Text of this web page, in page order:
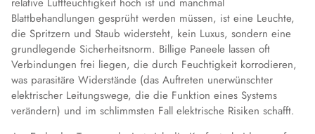
Blattbehandlungen gesprüht werden müssen, ist eine Leuchte,
die Spritzern und Staub widersteht, kein Luxus, sondern eine
grundlegende Sicherheitsnorm. Billige Paneele lassen oft
Verbindungen frei liegen, die durch Feuchtigkeit korrodieren,
was parasitäre Widerstände (das Auftreten unerwünschter
elektrischer Leitungswege, die die Funktion eines Systems
verändern) und im schlimmsten Fall elektrische Risiken schafft.